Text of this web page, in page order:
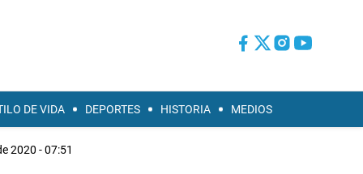
DE VIDA DEPORTES HISTORIA MEDIOS
2020 - 07:51